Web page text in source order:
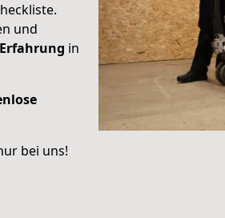
und
in
bei uns!